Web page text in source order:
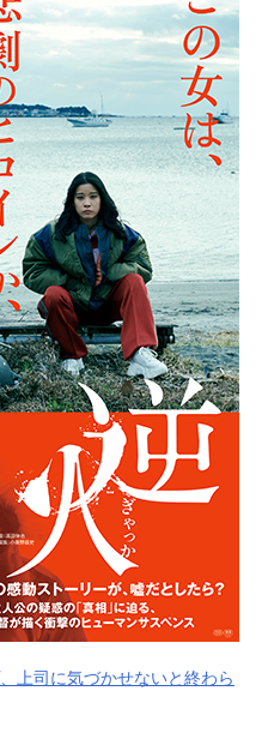
上司に気づかせないと終わら